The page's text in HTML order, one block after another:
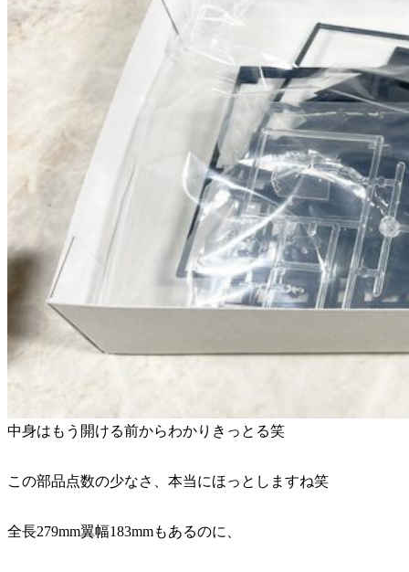
中身はもう開ける前からわかりきっとる笑
この部品点数の少なさ、本当にほっとしますね笑
全長279mm翼幅183mmもあるのに、